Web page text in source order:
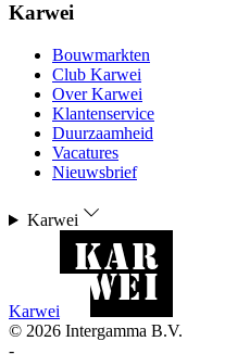
Karwei
Bouwmarkten
Club Karwei
Over Karwei
Klantenservice
Duurzaamheid
Vacatures
Nieuwsbrief
Karwei
Karwei
© 2026 Intergamma B.V.
-